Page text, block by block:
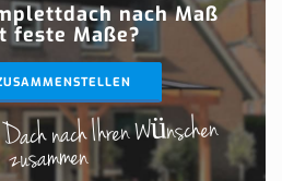
nach Maß
feste Maße?
nach Ihren Wünschen
zusammen